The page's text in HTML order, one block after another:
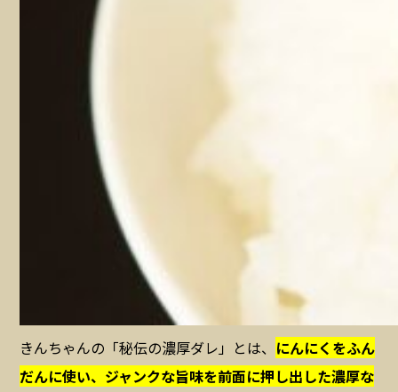
きんちゃんの「秘伝の濃厚ダレ」とは、 にんにくをふん
だんに使い、ジャンクな旨味を前面に押し出した濃厚な